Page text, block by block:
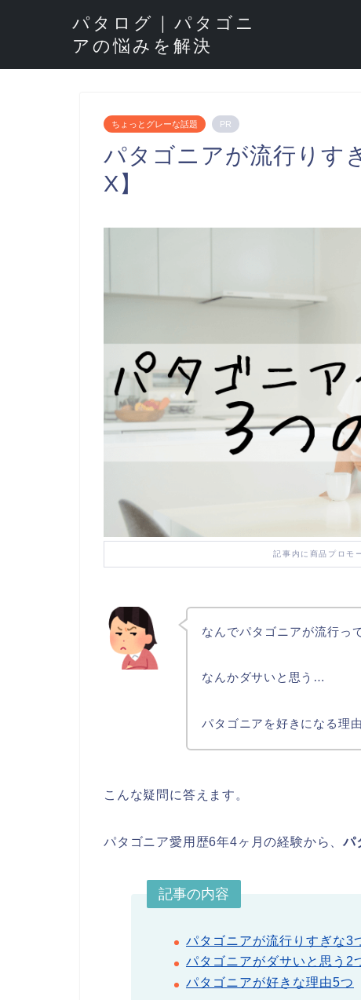
パタログ | パタゴニ
アの悩みを解決
ちょっとグレーな話題 PR
パタゴニアが流行りす
X】
記事内に商品プロモ
なんでパタゴニアが流行っ
なんかダサいと思う…
パタゴニアを好きになる理
こんな疑問に答えます。
パタゴニア愛用歴6年4ヶ月の経験から、パ
記事の内容
パタゴニアが流行りすぎな3
パタゴニアがダサいと思う2
パタゴニアが好きな理由5つ